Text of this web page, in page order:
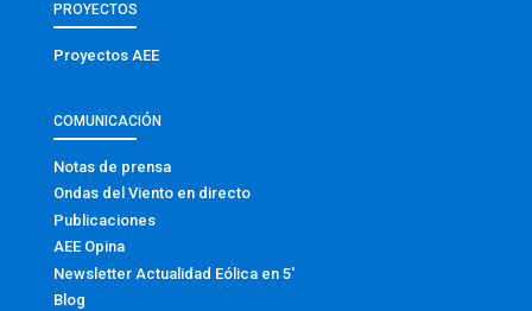
PROYECTOS
Proyectos AEE
COMUNICACIÓN
Notas de prensa
Ondas del Viento en directo
Publicaciones
AEE Opina
Newsletter Actualidad Eólica en 5′
Blog